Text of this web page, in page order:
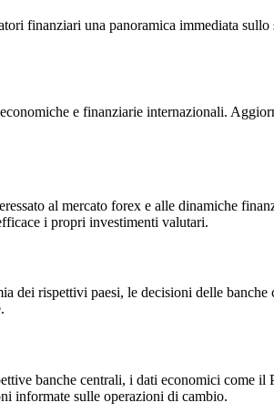
finanziari una panoramica immediata
e finanziarie internazionali.
al mercato forex e alle dinamiche
i propri investimenti valutari.
dei rispettivi paesi, le decisioni delle
banche centrali, i dati economici come
informate sulle operazioni di cambio.